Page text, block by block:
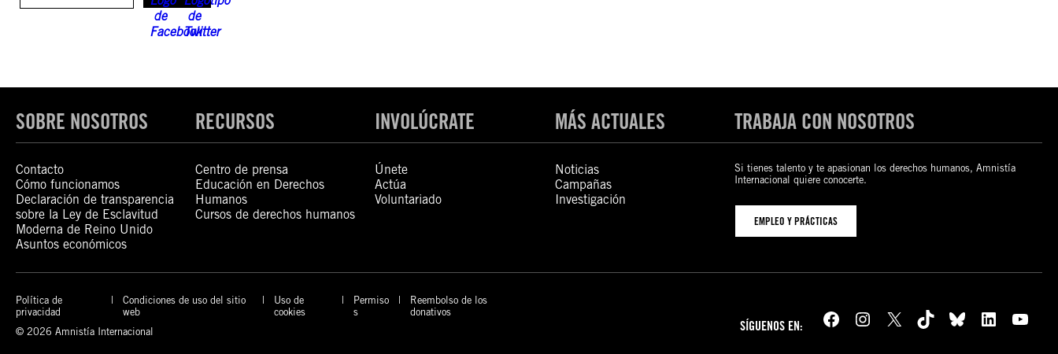
SOBRE NOSOTROS
Contacto
Cómo funcionamos
Declaración de transparencia
sobre la Ley de Esclavitud
Moderna de Reino Unido
Asuntos económicos
RECURSOS
Centro de prensa
Educación en Derechos
Humanos
Cursos de derechos humanos
INVOLÚCRATE
Únete
Actúa
Voluntariado
MÁS ACTUALES
Noticias
Campañas
Investigación
TRABAJA CON NOSOTROS
Si tienes talento y te apasionan los derechos humanos, Amnistía
Internacional quiere conocerte.
EMPLEO Y PRÁCTICAS
Política de
privacidad
Condiciones de uso del sitio
web
Uso de
cookies
Permiso
s
Reembolso de los
donativos
© 2026 Amnistía Internacional
SÍGUENOS EN: Facebook Instagram X TikTok Bluesky LinkedIn YouTube